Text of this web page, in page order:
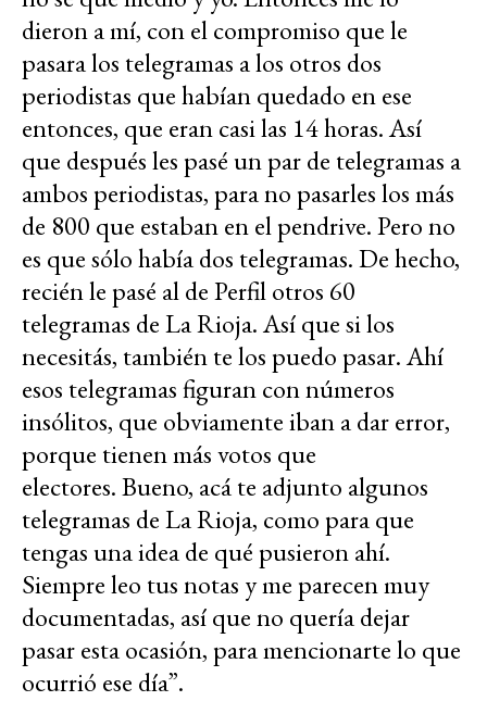
dieron a mí, con el compromiso que le
pasara los telegramas a los otros dos
periodistas que habían quedado en ese
entonces, que eran casi las 14 horas. Así
que después les pasé un par de telegramas a
ambos periodistas, para no pasarles los más
de 800 que estaban en el pendrive. Pero no
es que sólo había dos telegramas. De hecho,
recién le pasé al de Perfil otros 60
telegramas de La Rioja. Así que si los
necesitás, también te los puedo pasar. Ahí
esos telegramas figuran con números
insólitos, que obviamente iban a dar error,
porque tienen más votos que
electores. Bueno, acá te adjunto algunos
telegramas de La Rioja, como para que
tengas una idea de qué pusieron ahí.
Siempre leo tus notas y me parecen muy
documentadas, así que no quería dejar
pasar esta ocasión, para mencionarte lo que
ocurrió ese día”.